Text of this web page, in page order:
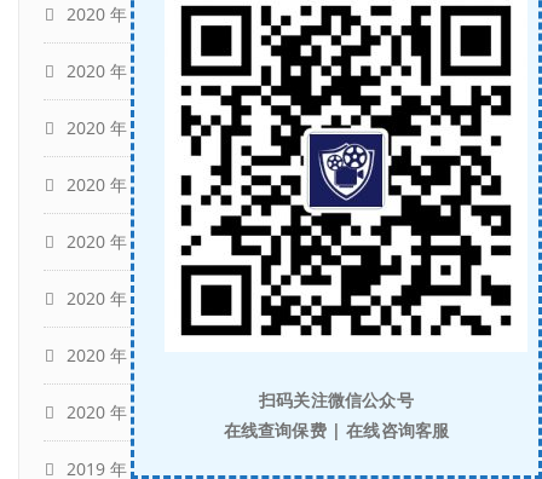
2020 年 9 月 (5)
2020 年 8 月 (1)
2020 年 7 月
2020 年 6 月 (7)
2020 年 5 月 (5)
2020 年 4 月
2020 年 3 月
2020 年 2 月
2019 年 12 月
扫码关注微信公众号
在线查询保费 | 在线咨询客服